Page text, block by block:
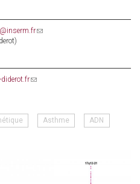
(link
diderot.fr(link
Asthme ADN